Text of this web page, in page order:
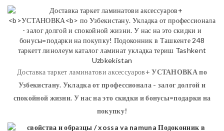
Доставка таркет ламинатови аксессуаров+УСТАНОВКАпо
Узбекистану. Укладка от профессионала - залог долгой и
спокойной жизни. У нас на это скидки и бонусы=подарки на
покупку!